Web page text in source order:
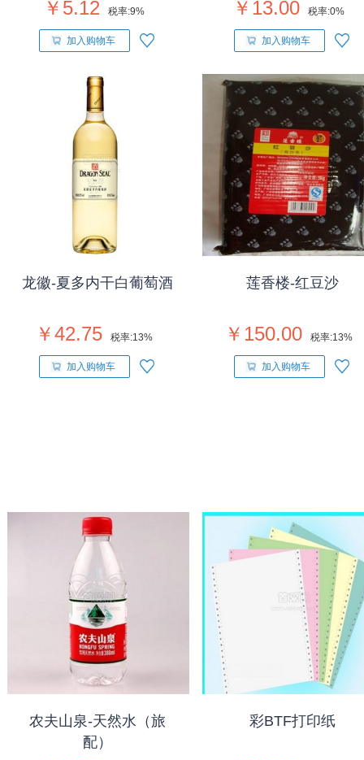
￥5.12 税率:9%
加入购物车
￥13.00 税率:0%
加入购物车
龙徽-夏多内干白葡萄酒
￥42.75 税率:13%
加入购物车
莲香楼-红豆沙
￥150.00 税率:13%
加入购物车
农夫山泉-天然水（旅
配）
彩BTF打印纸